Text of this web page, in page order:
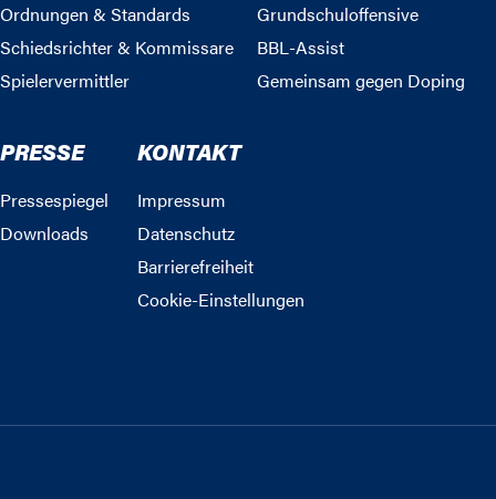
Ordnungen & Standards
Schiedsrichter & Kommissare
Spielervermittler
Grundschuloffensive
BBL-Assist
Gemeinsam gegen Doping
PRESSE
Pressespiegel
Downloads
KONTAKT
Impressum
Datenschutz
Barrierefreiheit
Cookie-Einstellungen